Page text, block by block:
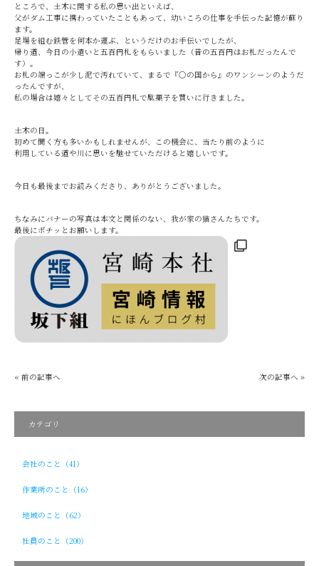
ところで、土木に関する私の思い出といえば、
父がダム工事に携わっていたこともあって、幼いころの仕事を手伝った記憶が蘇り
ます。
足場を組む鉄管を何本か運ぶ、というだけのお手伝いでしたが、
帰り道、今日の小遣いと五百円札をもらいました（昔の五百円はお札だったんで
す）。
お札の端っこが少し泥で汚れていて、まるで『○の国から』のワンシーンのようだ
ったんですが、
私の場合は嬉々としてその五百円札で駄菓子を買いに行きました。
土木の日。
初めて聞く方も多いかもしれませんが、この機会に、当たり前のように
利用している道や川に思いを馳せていただけると嬉しいです。
今日も最後までお読みくださり、ありがとうございました。
ちなみにバナーの写真は本文と関係のない、我が家の猫さんたちです。
最後にポチッとお願いします。
« 前の記事へ 次の記事へ »
カテゴリ
会社のこと（41）
作業所のこと（16）
地域のこと（62）
社員のこと（200）